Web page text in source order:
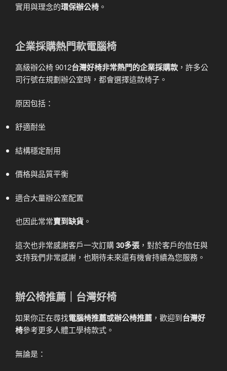
實用與理念的環保辦公椅 。
企業採購熱門款電腦椅
高級辦公椅 9012台灣好椅非常熱門的企業採購款 ，許多公
司行號在規劃辦公室時，都會選擇這款椅子。
原因包括：
舒適耐坐
結構穩定耐用
價格與品質平衡
適合大量辦公室配置
也因此常常賣到缺貨 。
這次也非常感謝客戶一次訂購30多張 ，對於客戶的信任與
支持我們非常感謝，也期待未來還有機會持續為您服務。
辦公椅推薦｜台灣好椅
如果你正在尋找電腦椅推薦或辦公椅推薦 ，歡迎到台灣好
椅參考更多人體工學椅款式。
無論是：